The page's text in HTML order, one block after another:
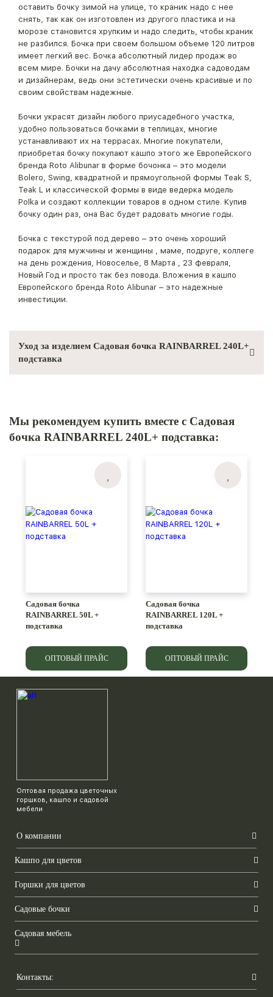
оставить бочку зимой на улице, то краник надо с нее
снять, так как он изготовлен из другого пластика и на
морозе становится хрупким и надо следить, чтобы краник
не разбился. Бочка при своем большом объеме 120 литров
имеет легкий вес. Бочка абсолютный лидер продаж во
всем мире. Бочки на дачу абсолютная находка садоводам
и дизайнерам, ведь они эстетически очень красивые и по
своим свойствам надежные.
Бочки украсят дизайн любого приусадебного участка,
удобно пользоваться бочками в теплицах, многие
устанавливают их на террасах. Многие покупатели,
приобретая бочку покупают кашпо этого же Европейского
бренда Roto Alibunar в форме бочонка – это модели
Bolero, Swing, квадратной и прямоугольной формы Teak S,
Teak L и классической формы в виде ведерка модель
Polka и создают коллекции товаров в одном стиле. Купив
бочку один раз, она Вас будет радовать многие годы.
Бочка с текстурой под дерево – это очень хороший
подарок для мужчины и женщины , маме, подруге, коллеге
на день рождения, Новоселье, 8 Марта , 23 февраля,
Новый Год и просто так без повода. Вложения в кашпо
Европейского бренда Roto Alibunar – это надежные
инвестиции.
Уход за изделием Садовая бочка RAINBARREL 240L+
подставка
Мы рекомендуем купить вместе с Садовая
бочка RAINBARREL 240L+ подставка:
Садовая бочка
RAINBARREL 50L +
подставка
ОПТОВЫЙ ПРАЙС
Садовая бочка
RAINBARREL 120L +
подставка
ОПТОВЫЙ ПРАЙС
Оптовая продажа цветочных
горшков, кашпо и садовой
мебели
О компании
Кашпо для цветов
Горшки для цветов
Садовые бочки
Садовая мебель
Контакты: